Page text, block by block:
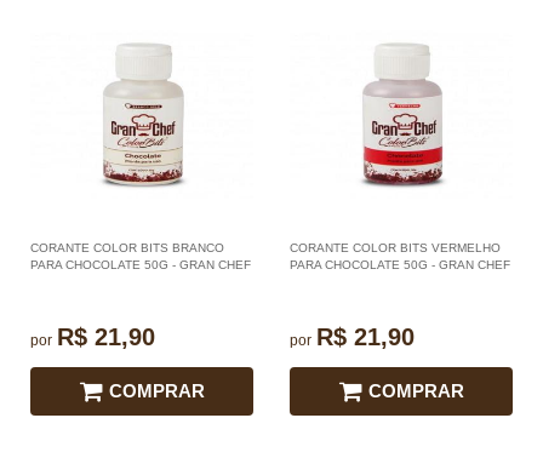
CORANTE COLOR BITS BRANCO
PARA CHOCOLATE 50G - GRAN CHEF
por R$ 21,90
COMPRAR
CORANTE COLOR BITS VERMELHO
PARA CHOCOLATE 50G - GRAN CHEF
por R$ 21,90
COMPRAR